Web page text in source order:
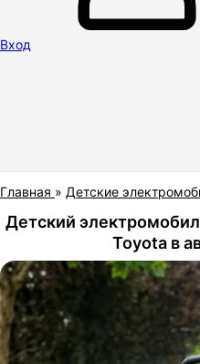
Вход
Главная » Детские
Детский
Toyota в